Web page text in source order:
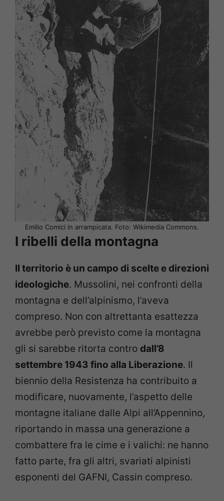
Emilio Comici in arrampicata. Foto: Wikimedia Commons.
I ribelli della montagna
Il territorio è un campo di scelte e direzioni
ideologiche. Mussolini, nei confronti della
montagna e dell’alpinismo, l’aveva
compreso. Non con altrettanta esattezza
avrebbe però previsto come la montagna
gli si sarebbe ritorta contro dall’8
settembre 1943 fino alla Liberazione. Il
biennio della Resistenza ha contribuito a
modificare, nuovamente, l’aspetto delle
montagne italiane dalle Alpi all’Appennino,
riportando in massa una generazione a
combattere fra le cime e i valichi: ne hanno
fatto parte, fra gli altri, svariati alpinisti
esponenti del GAFNI, Cassin compreso.